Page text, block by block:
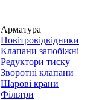
Арматура
Повітровідвідники
Клапани запобіжні
Редуктори тиску
Зворотні клапани
Шарові крани
Фільтри